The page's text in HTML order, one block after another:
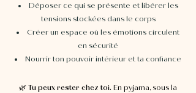
Déposer ce qui se présente et libérer les
tensions stockées dans le corps
Créer un espace où les émotions circulent
en sécurité
Nourrir ton pouvoir intérieur et ta confiance
🌿 Tu peux rester chez toi. En pyjama, sous la